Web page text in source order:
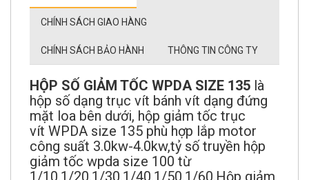
CHÍNH SÁCH GIAO HÀNG
CHÍNH SÁCH BẢO HÀNH THÔNG TIN CÔNG TY
HỘP SỐ GIẢM TỐC WPDA SIZE 135 là
hộp số dạng trục vít bánh vít dạng đứng
mặt loa bên dưới, hộp giảm tốc trục
vít WPDA size 135 phù hợp lắp motor
công suất 3.0kw-4.0kw,tỷ số truyền hộp
giảm tốc wpda size 100 từ
1/10,1/20,1/30,1/40,1/50,1/60.Hộp giảm